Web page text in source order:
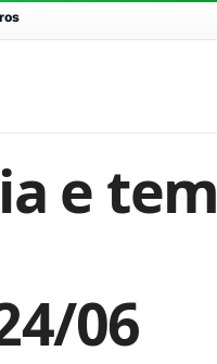
e tem
06